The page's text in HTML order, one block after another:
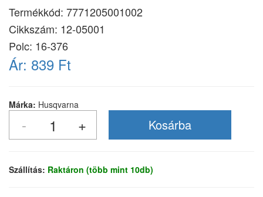
Termékkód: 7771205001002
Cikkszám: 12-05001
Polc: 16-376
Ár: 839 Ft
Márka: Husqvarna
Szállítás: Raktáron (több mint 10db)